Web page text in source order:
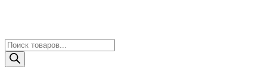
Поиск
товаров